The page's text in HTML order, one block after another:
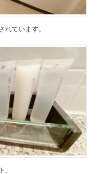
ています。